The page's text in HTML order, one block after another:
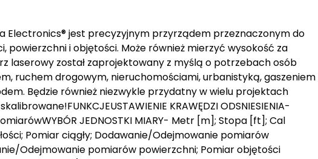
Electronics® jest precyzyjnym przyrządem przeznaczonym do
powierzchni i objętości. Może również mierzyć wysokość za
laserowy został zaprojektowany z myślą o potrzebach osób
ruchem drogowym, nieruchomościami, urbanistyką, gaszeniem
Będzie również niezwykle przydatny w wielu projektach
KRAWĘDZI ODSNIESIENIA-
JEDNOSTKI MIARY- Metr [m]; Stopa [ft]; Cal
Pomiar ciągły; Dodawanie/Odejmowanie pomiarów
Odejmowanie pomiarów powierzchni; Pomiar objętości